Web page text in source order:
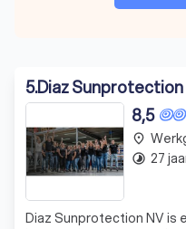
5.Diaz Sunprotection
8,5
Diaz Sunprotection NV is
place
timelapse 27